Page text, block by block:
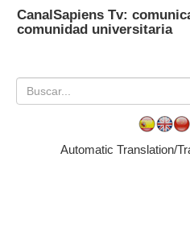
CanalSapiens Tv:
comunidad universitaria
Automatic Translation/